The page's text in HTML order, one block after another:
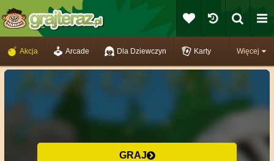
Więcej
Akcja Arcade Dla Dziewczyn Karty
GRAJ